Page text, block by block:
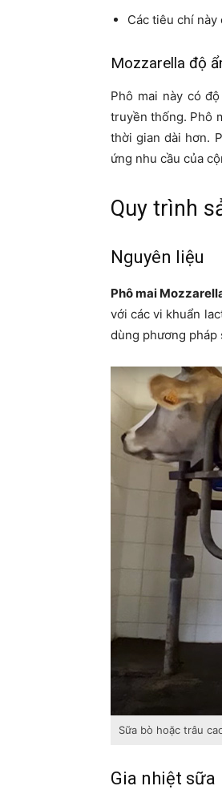
Các tiêu chí này
Mozzarella độ
Phô mai này có
truyền thống. Phô
thời gian dài hơn.
ứng nhu cầu của
Quy trình
Nguyên liệu
Phô mai
với các vi khuẩn
dùng phương pháp
Sữa bò hoặc trâu
Gia nhiệt sữa